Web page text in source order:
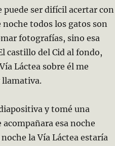
puede ser difícil acertar con
todos los gatos son
fotografías, sino esa
castillo del Cid al fondo,
Láctea sobre él me
llamativa.
y tomé una
esa noche
la Vía Láctea estaría